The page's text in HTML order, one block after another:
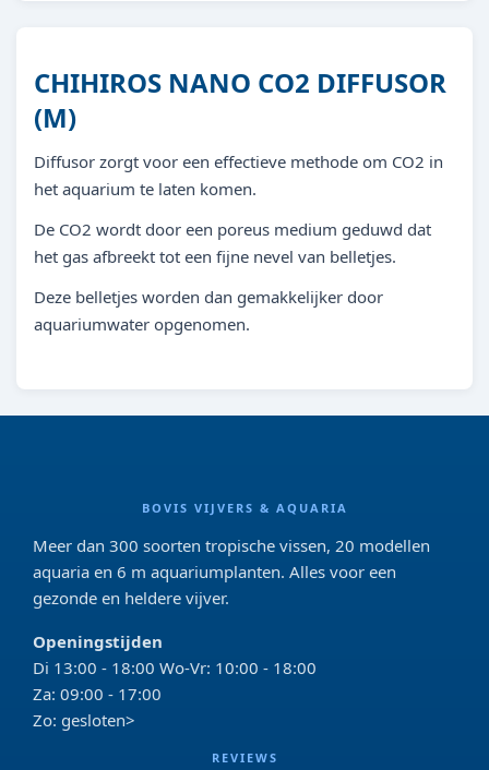
CHIHIROS NANO CO2 DIFFUSOR
(M)
Diffusor zorgt voor een effectieve methode om CO2 in
het aquarium te laten komen.
De CO2 wordt door een poreus medium geduwd dat
het gas afbreekt tot een fijne nevel van belletjes.
Deze belletjes worden dan gemakkelijker door
aquariumwater opgenomen.
BOVIS VIJVERS & AQUARIA
Meer dan 300 soorten tropische vissen, 20 modellen
aquaria en 6 m aquariumplanten. Alles voor een
gezonde en heldere vijver.
Openingstijden
Di 13:00 - 18:00 Wo-Vr: 10:00 - 18:00
Za: 09:00 - 17:00
Zo: gesloten>
REVIEWS